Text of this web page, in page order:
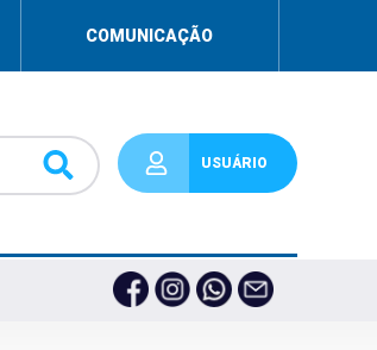
COMUNICAÇÃO
USUÁRIO